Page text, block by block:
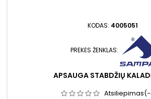
KODAS: 4005051
PREKĖS ŽENKLAS:
APSAUGA STABDŽIŲ